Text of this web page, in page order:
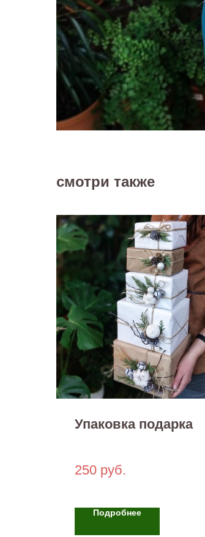
смотри также
Упаковка подарка
250 руб.
Подробнее